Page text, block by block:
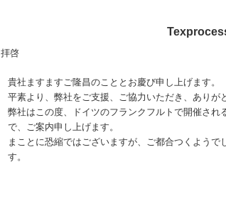
拝啓
貴社ますますご隆昌のこととお慶び申し上げます。
平素より、弊社をご支援、ご協力いただき、ありが
弊社はこの度、ドイツのフランクフルトで開催さ
で、ご案内申し上げます。
まことに恐縮ではございますが、ご都合つくよう
す。